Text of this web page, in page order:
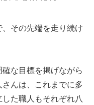
その先端を走り続け
な目標を掲げながら
んは、これまでに多
た職人もそれぞれ八